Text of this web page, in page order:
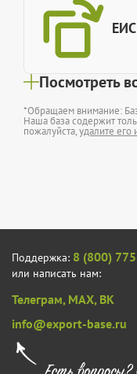
Посмотреть
*Обращаем внимание:
Наша база содержит
пожалуйста,удалите его
Поддержка: 8 (800)
или написать нам:
Телеграм, MAX, ВК
info@export-base.ru